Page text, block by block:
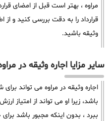
مراوه ، بهتر است قبل از امضای
قرارداد را به دقت بررسی کنید و از
وثیقه باشید.
سایر مزایا اجاره وثیقه در
اجاره وثیقه در مراوه می تواند
باشد، زیرا او می تواند از
ببرد ، بدون اینکه مجبور باشد